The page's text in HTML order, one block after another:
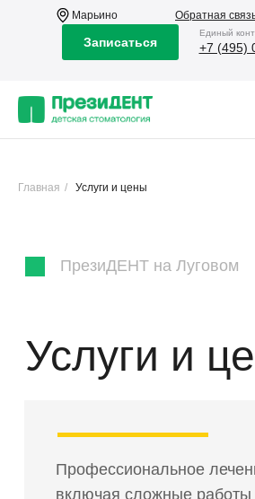
Обратная
Eдиный
+7 (495)
Марьино
Записаться
Главная / Услуги и цены
Услуги и цены
включая сложные работы
под микроскопом,
ПрезиДЕНТ на Луговом